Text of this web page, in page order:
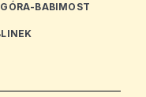
BABIMOST